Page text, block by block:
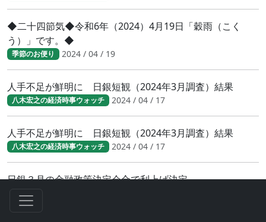
◆二十四節気◆令和6年（2024）4月19日「穀雨（こく
う）」です。◆
季節のお便り 2024 / 04 / 19
人手不足が鮮明に 日銀短観（2024年3月調査）結果
八木宏之の経済時事ウォッチ 2024 / 04 / 17
人手不足が鮮明に 日銀短観（2024年3月調査）結果
八木宏之の経済時事ウォッチ 2024 / 04 / 17
日銀３月の金融政策決定会合で利上げ決定